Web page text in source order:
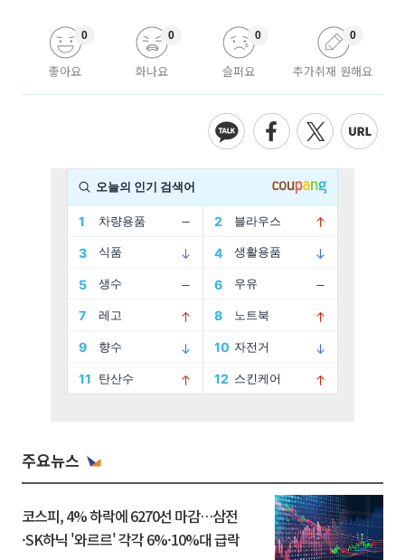
좋아요
0
화나요
0
슬퍼요
0
추가취재 원해요
0
주요뉴스
코스피, 4% 하락에 6270선 마감…삼전
·SK하닉 '와르르' 각각 6%·10%대 급락